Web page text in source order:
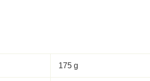
175 g